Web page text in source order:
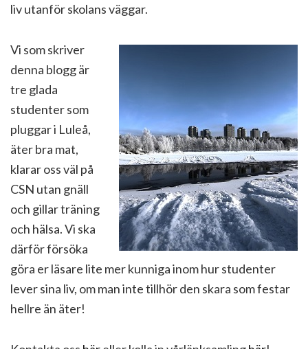
liv utanför skolans väggar.
Vi som skriver
denna blogg är
tre glada
studenter som
pluggar i Luleå,
äter bra mat,
klarar oss väl på
CSN utan gnäll
och gillar träning
och hälsa. Vi ska
därför försöka
göra er läsare lite mer kunniga inom hur studenter
lever sina liv, om man inte tillhör den skara som festar
hellre än äter!